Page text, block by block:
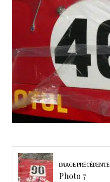
IMAGE PRÉCÉDENTE
Photo 7